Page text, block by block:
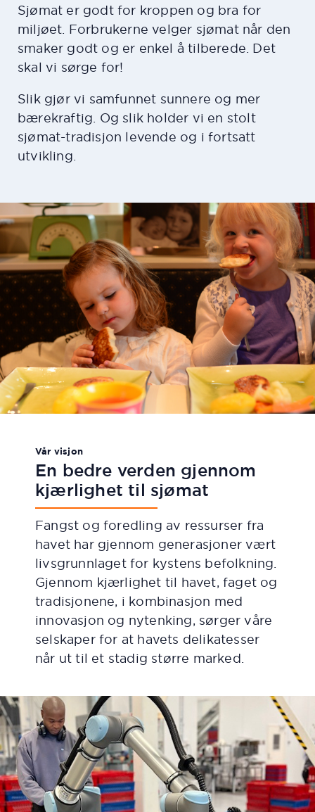
Sjømat er godt for kroppen og bra for
miljøet. Forbrukerne velger sjømat når den
smaker godt og er enkel å tilberede. Det
skal vi sørge for!
Slik gjør vi samfunnet sunnere og mer
bærekraftig. Og slik holder vi en stolt
sjømat-tradisjon levende og i fortsatt
utvikling.
Vår visjon
En bedre verden gjennom
kjærlighet til sjømat
Fangst og foredling av ressurser fra
havet har gjennom generasjoner vært
livsgrunnlaget for kystens befolkning.
Gjennom kjærlighet til havet, faget og
tradisjonene, i kombinasjon med
innovasjon og nytenking, sørger våre
selskaper for at havets delikatesser
når ut til et stadig større marked.